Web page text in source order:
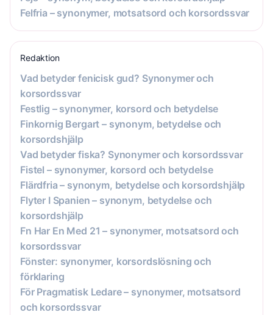
Felfria – synonymer, motsatsord och korsordssvar
Redaktion
Vad betyder fenicisk gud? Synonymer och
korsordssvar
Festlig – synonymer, korsord och betydelse
Finkornig Bergart – synonym, betydelse och
korsordshjälp
Vad betyder fiska? Synonymer och korsordssvar
Fistel – synonymer, korsord och betydelse
Flärdfria – synonym, betydelse och korsordshjälp
Flyter I Spanien – synonym, betydelse och
korsordshjälp
Fn Har En Med 21 – synonymer, motsatsord och
korsordssvar
Fönster: synonymer, korsordslösning och
förklaring
För Pragmatisk Ledare – synonymer, motsatsord
och korsordssvar